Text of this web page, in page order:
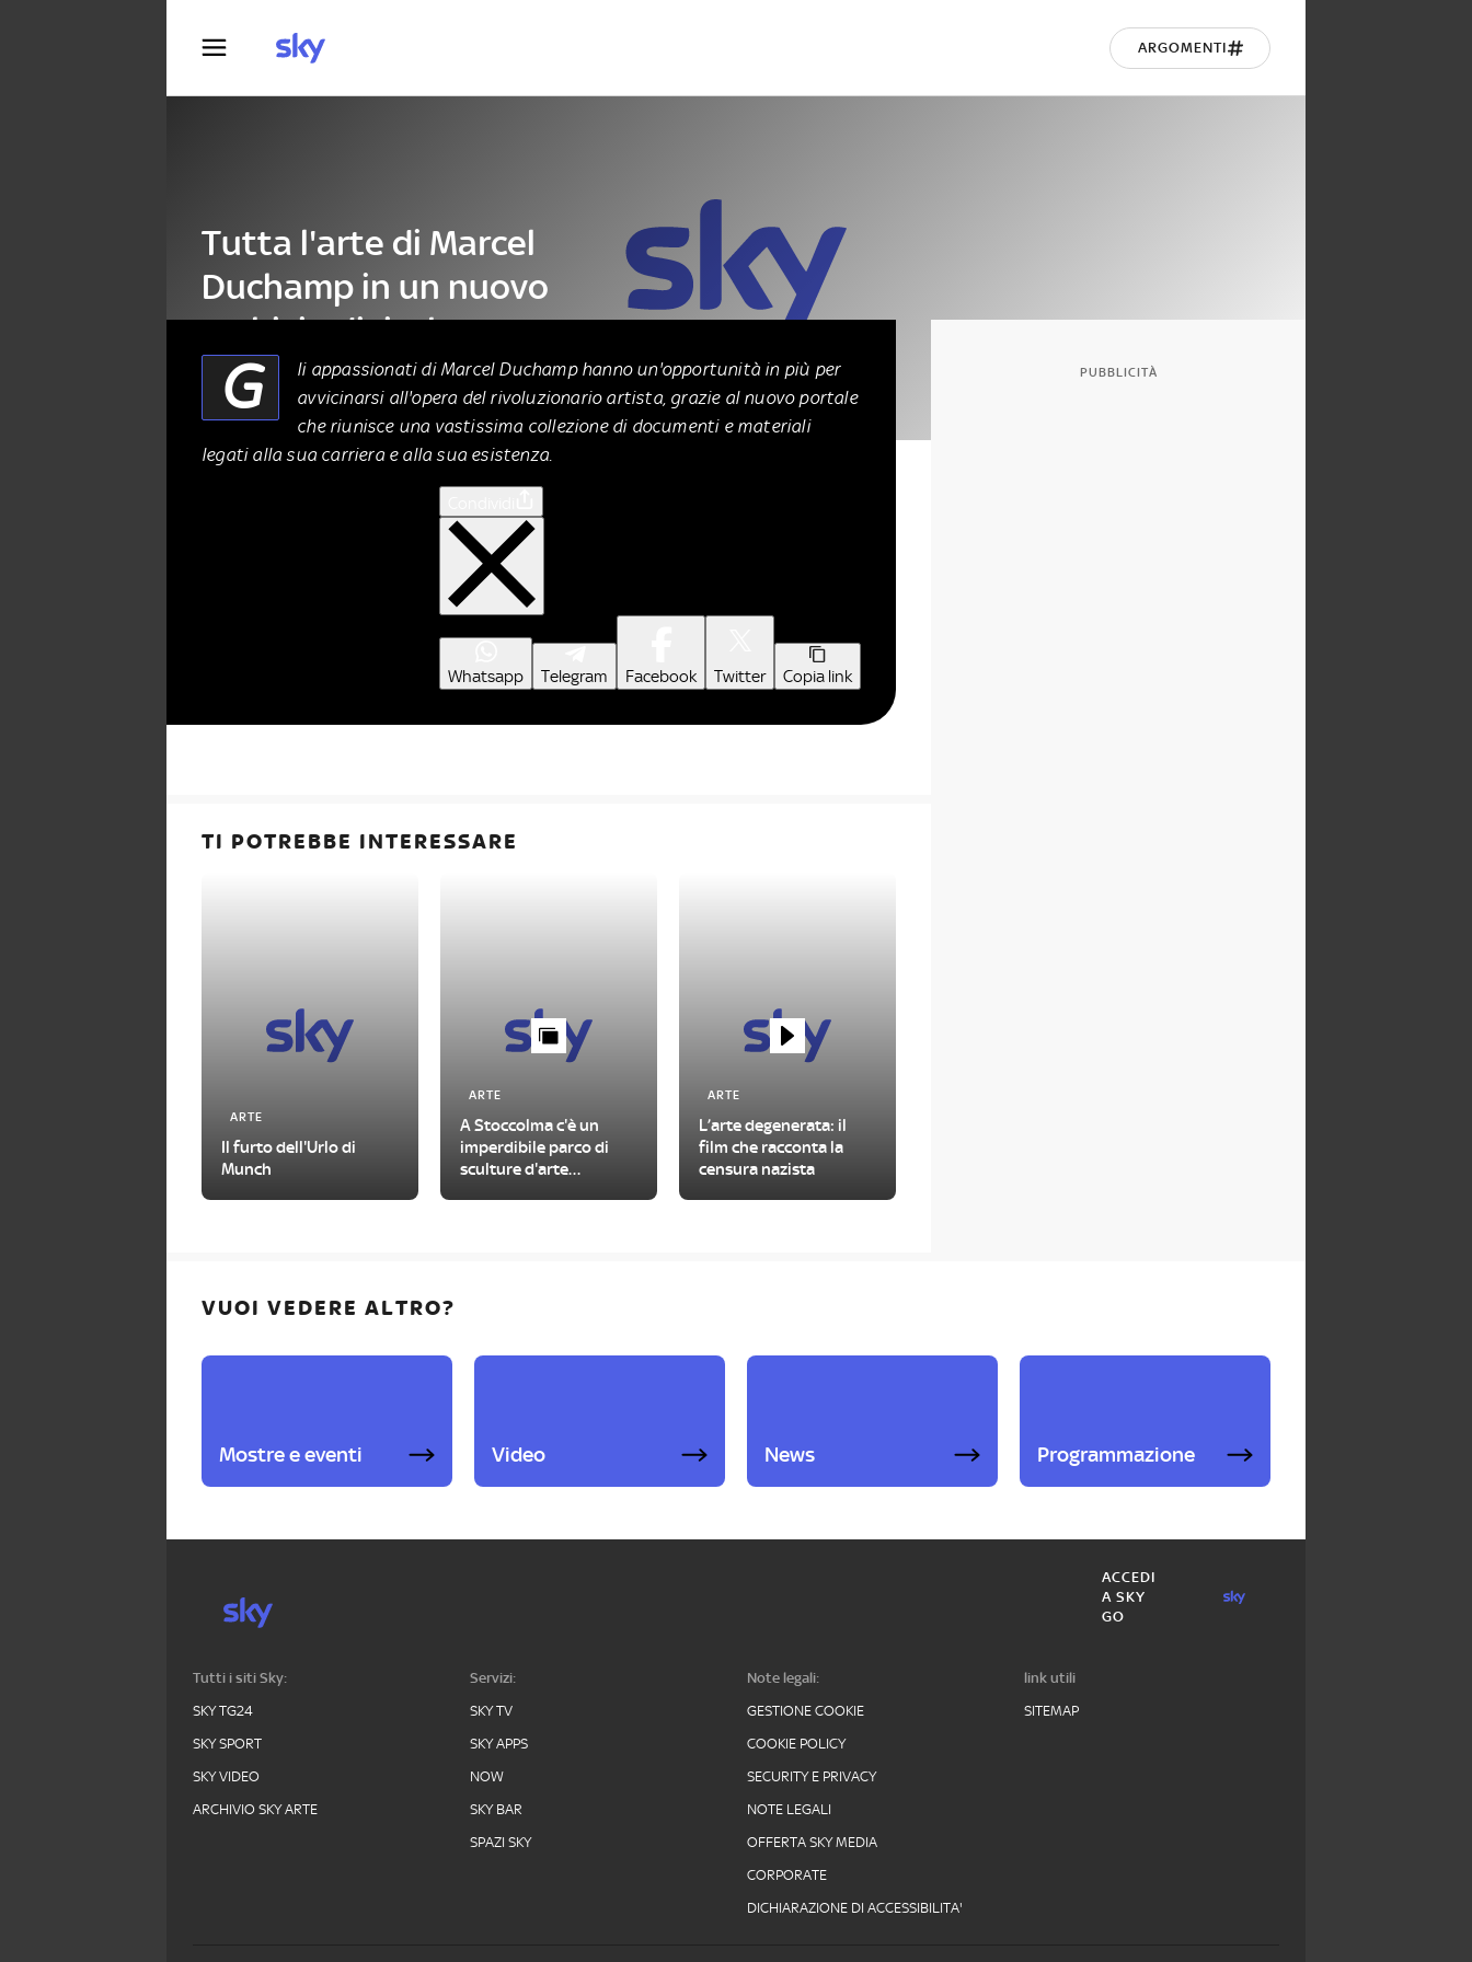
ARGOMENTI
Tutta l'arte di Marcel
Duchamp in un nuovo
archivio digitale
ARTE 28 Gennaio 2022
G
li appassionati di Marcel Duchamp hanno un'opportunità in più per
avvicinarsi all'opera del rivoluzionario artista, grazie al nuovo portale
che riunisce una vastissima collezione di documenti e materiali
legati alla sua carriera e alla sua esistenza.
Whatsapp Telegram Facebook Twitter Copia link
TI POTREBBE INTERESSARE
ARTE
Il furto dell'Urlo di
Munch
ARTE
A Stoccolma c'è un
imperdibile parco di
sculture d'arte
ARTE
L’arte degenerata: il
film che racconta la
censura nazista
PUBBLICITÀ
VUOI VEDERE ALTRO?
Mostre e eventi Video News Programmazione
ACCEDI
A SKY
GO
Tutti i siti Sky:
SKY TG24
SKY SPORT
SKY VIDEO
ARCHIVIO SKY ARTE
Servizi:
SKY TV
SKY APPS
NOW
SKY BAR
SPAZI SKY
Note legali:
GESTIONE COOKIE
COOKIE POLICY
SECURITY E PRIVACY
NOTE LEGALI
OFFERTA SKY MEDIA
CORPORATE
DICHIARAZIONE DI ACCESSIBILITA'
link utili
SITEMAP